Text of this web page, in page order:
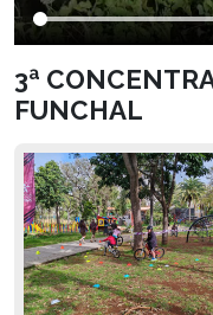
3ª
FUNCHAL